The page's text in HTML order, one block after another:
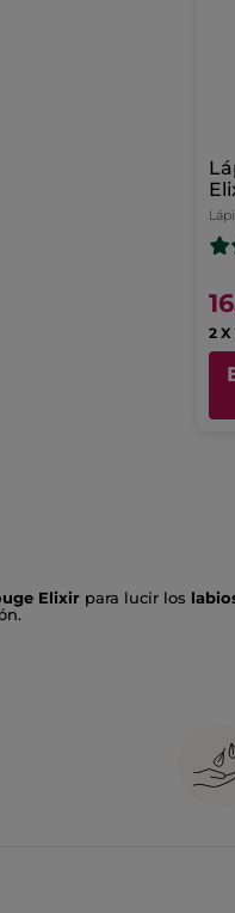
2
Elixir para lucir los
con los labios con un
no se acartonen y se
Formulados con
Además, todoel